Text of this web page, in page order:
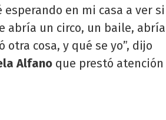
esperando en mi casa a ver si
abría un circo, un baile, abría
cosa, y qué se yo”, dijo
Alfano que prestó atención